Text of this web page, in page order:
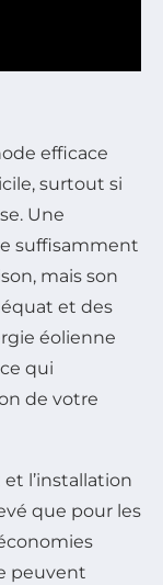
efficace
surtout si
Une
suffisamment
mais son
et des
éolienne
qui
de votre
l’installation
que pour les
peuvent